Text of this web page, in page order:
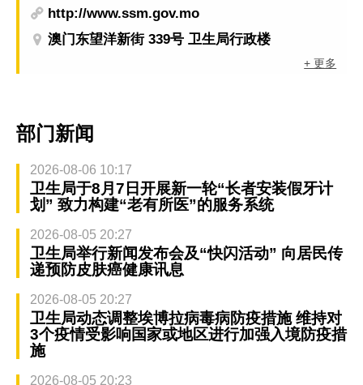
http://www.ssm.gov.mo
澳门东望洋新街 339号 卫生局行政楼
+ 更多
部门新闻
2026-08-06 10:17
卫生局于8月7日开展新一轮“长者安装假牙计
划” 致力构建“老有所医”的服务系统
2026-08-05 20:27
卫生局举行新闻发布会及“快闪活动” 向居民传
递预防皮肤癌健康讯息
2026-08-05 20:27
卫生局动态调整埃博拉病毒病防疫措施 维持对
3个疫情受影响国家或地区进行加强入境防疫措
施
2026-08-05 20:23